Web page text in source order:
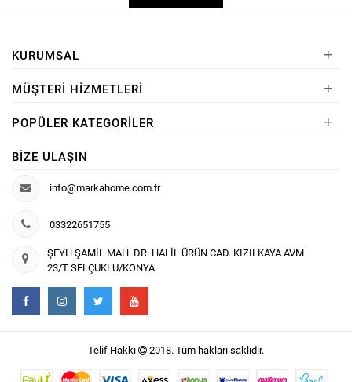
KURUMSAL +
MÜŞTERI HIZMETLERI +
POPÜLER KATEGORILER +
BIZE ULAŞIN
info@markahome.com.tr
03322651755
ŞEYH ŞAMİL MAH. DR. HALİL ÜRÜN CAD. KIZILKAYA AVM
23/T SELÇUKLU/KONYA
Telif Hakkı 2018. Tüm hakları saklıdır.